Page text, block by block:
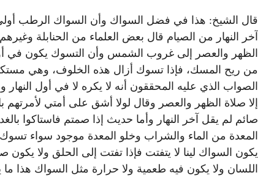
قال الشيخ: هذا في فضل السواك وأن السواك الرطب
آخر النهار من الصيام قال بعض العلماء من الحنابلة
الظهر والعصر إلى غروب الشمس وأن التسوك يكون في
من ريح المسك، فإذا تسوك أزال هذه الخلوف، وهي
الصواب الذي عليه المحققون أنه لا يكره لا في أول
إلا صلاة الظهر والعصر وقال لولا أشق على أمتي
صائم لم يقل آخر النهار وأما حديث إذا صمتم فاستاكوا
المعدة من الماء والشراب وخلو المعدة موجود سواء
يكون السواك لينا لا يتفتت فإذا تفتت إلى الحلق ولا
اللسان ولا يكون فيه طعمية ولا حرارة مثل السواك